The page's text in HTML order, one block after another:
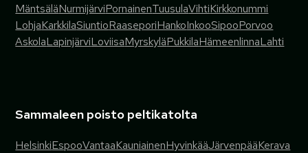
MäntsäläNurmijärviPornainenTuusulaVihtiKirkkonummi
LohjaKarkkilaSiuntioRaaseporiHankoInkooSipooPorvoo
AskolaLapinjärviLoviisaMyrskyläPukkilaHämeenlinnaLahti
Sammaleen poisto peltikatolta
HelsinkiEspooVantaaKauniainenHyvinkääJärvenpääKerava